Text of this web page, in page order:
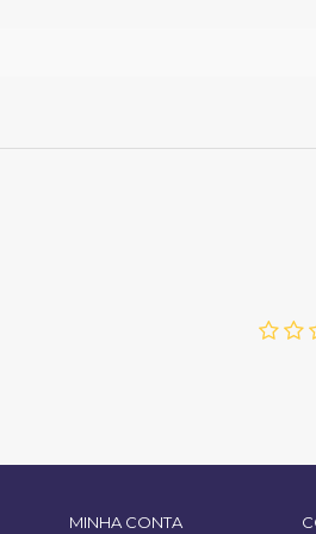
MINHA CONTA